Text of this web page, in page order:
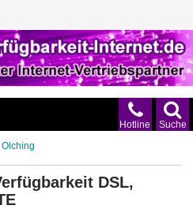
Suche
Hotline
Olching
DSL,